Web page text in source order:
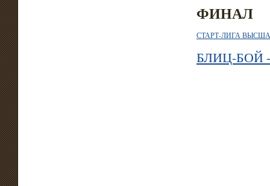
ФИНАЛ
СТАРТ-ЛИГА
БЛИЦ-БОЙ